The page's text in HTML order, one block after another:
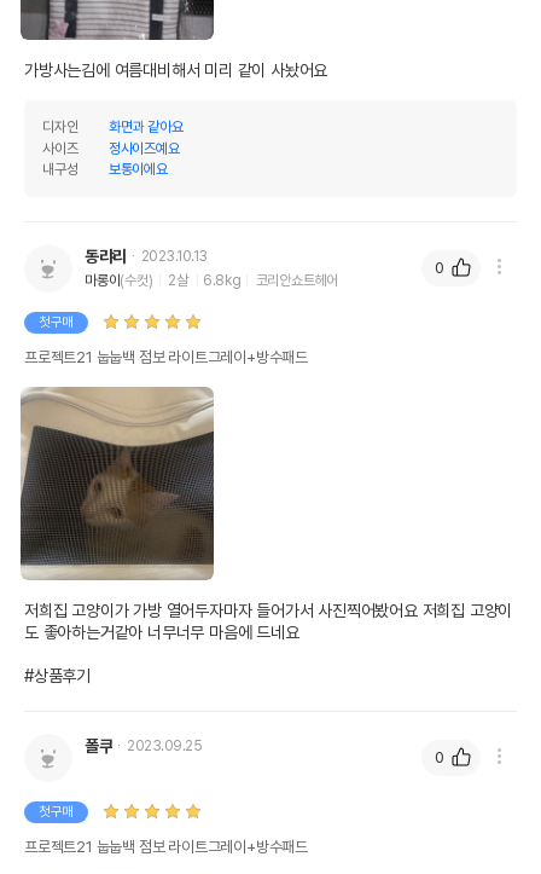
가방사는김에 여름대비해서 미리 같이 사놨어요
디자인
화면과 같아요
사이즈
정사이즈예요
내구성
보통이에요
동랴리
2023.10.13
마롱이(수컷) 2살 6.8kg 코리안쇼트헤어
첫구매
프로젝트21 눕눕백 점보 라이트그레이+방수패드
저희집 고양이가 가방 열어두자마자 들어가서 사진찍어봤어요 저희집 고양이
도 좋아하는거같아 너무너무 마음에 드네요
#상품후기
0
폴쿠 2023.09.25
첫구매
프로젝트21 눕눕백 점보 라이트그레이+방수패드
0